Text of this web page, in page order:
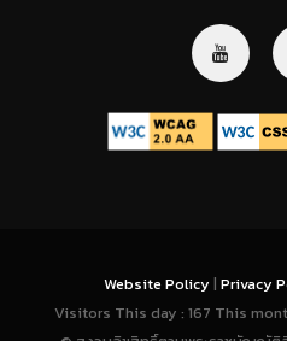
Website Policy | Privacy
Visitors This day : 167 This